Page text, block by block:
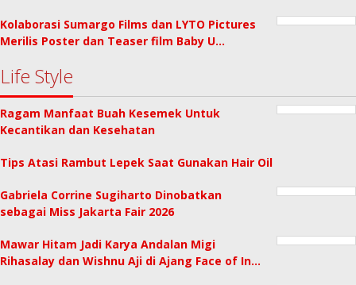
Kolaborasi Sumargo Films dan LYTO Pictures
Merilis Poster dan Teaser film Baby U…
Life Style
Ragam Manfaat Buah Kesemek Untuk
Kecantikan dan Kesehatan
Tips Atasi Rambut Lepek Saat Gunakan Hair Oil
Gabriela Corrine Sugiharto Dinobatkan
sebagai Miss Jakarta Fair 2026
Mawar Hitam Jadi Karya Andalan Migi
Rihasalay dan Wishnu Aji di Ajang Face of In…